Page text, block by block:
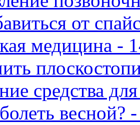
от
медицина -
средства
весной?